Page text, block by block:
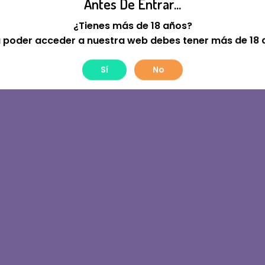
¿Tienes más de 18 años?
poder acceder a nuestra web debes tener más de 18
Sí No
Estamos